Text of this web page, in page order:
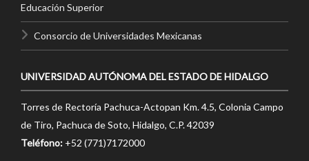
Educación Superior
Consorcio de Universidades Mexicanas
UNIVERSIDAD AUTÓNOMA DEL ESTADO DE HIDALGO
Torres de Rectoría Pachuca-Actopan Km. 4.5, Colonia Campo
de Tiro, Pachuca de Soto, Hidalgo, C.P. 42039
Teléfono: +52 (771)7172000